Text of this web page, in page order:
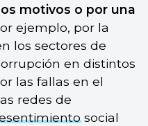
motivos o por una
ejemplo, por la
los sectores de
en distintos
las fallas en el
redes de
social